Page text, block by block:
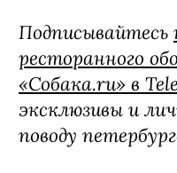
Подписывайтесь
ресторанного
«Собака.ru» в
эксклюзивы и
поводу